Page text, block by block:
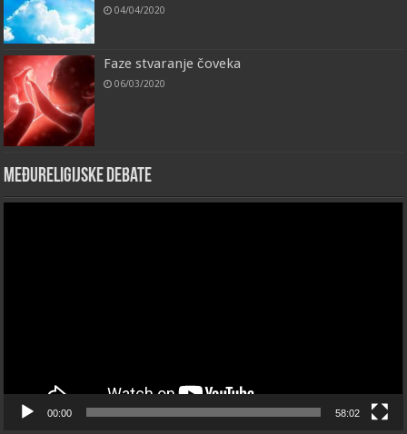
04/04/2020
Faze stvaranje čoveka
06/03/2020
Međureligijske debate
00:00 58:02